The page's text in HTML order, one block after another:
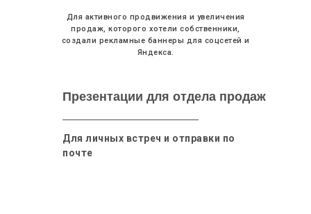
Для активного продвижения и увеличения
продаж, которого хотели собственники,
создали рекламные баннеры для соцсетей и
Яндекса.
Презентации для отдела продаж
Для личных встреч и отправки по
почте